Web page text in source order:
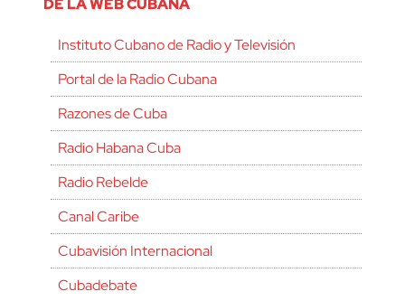
Instituto Cubano de Radio y Televisión
Portal de la Radio Cubana
Razones de Cuba
Radio Habana Cuba
Radio Rebelde
Canal Caribe
Cubavisión Internacional
Cubadebate